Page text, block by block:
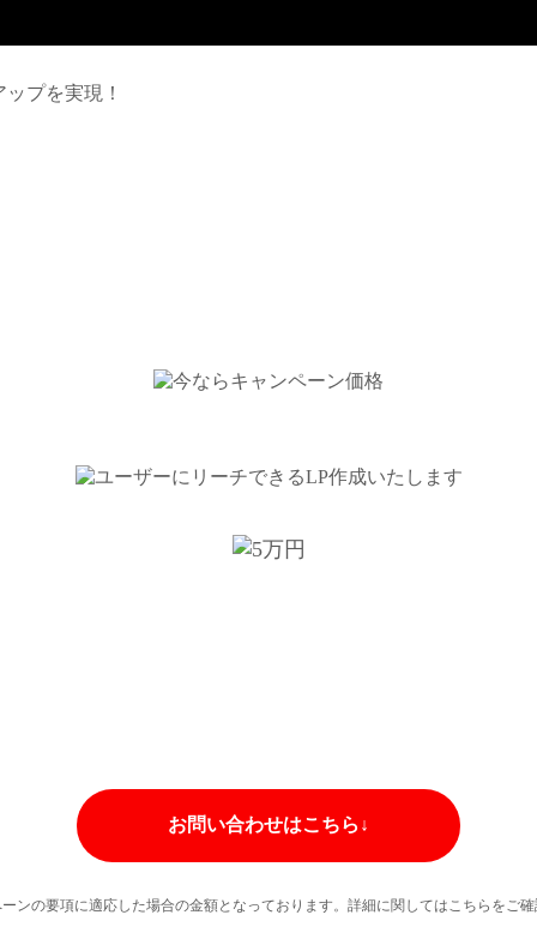
お問い合わせはこちら↓
ンの要項に適応した場合の金額となっております。詳細に関してはこちらをご